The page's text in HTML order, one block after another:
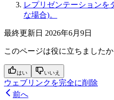
レプリゼンテーションを
な場合)。
最終更新日 2026年6月9日
このページは役に立ちましたか
はい いいえ
ウェブリンクを完全に削除
前へ